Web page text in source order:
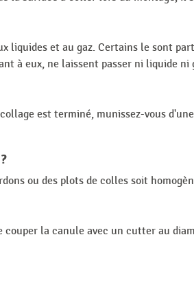
liquides et au gaz. Certains le sont
à eux, ne laissent passer ni liquide
est terminé, munissez-vous
ou des plots de colles soit
la canule avec un cutter au